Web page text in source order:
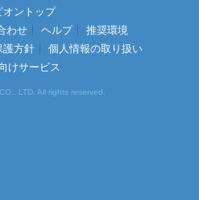
オントップ
わせ ヘルプ
推奨環境
護方針
個人情報の取り扱い
けサービス
LTD. All rights reserved.